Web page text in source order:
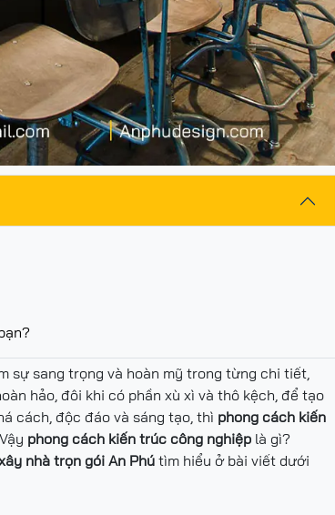
sự sang trọng và hoàn mỹ trong từng chi tiết,
hảo, đôi khi có phần xù xì và thô kệch, để tạo
cách, độc đáo và sáng tạo, thì phong cách kiến
phong cách kiến trúc công nghiệp là gì?
nhà trọn gói An Phú tìm hiểu ở bài viết dưới